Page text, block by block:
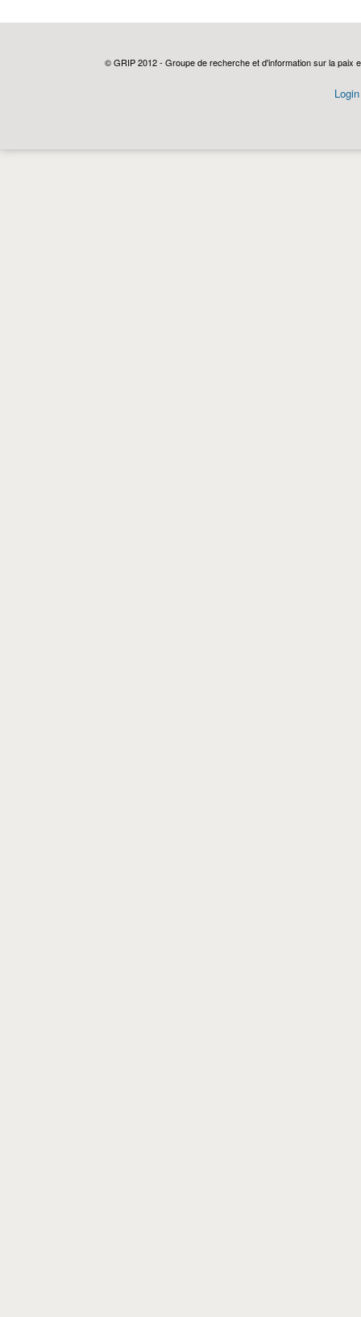
© GRIP 2012 - Groupe de recherche et d'information sur la paix
Login